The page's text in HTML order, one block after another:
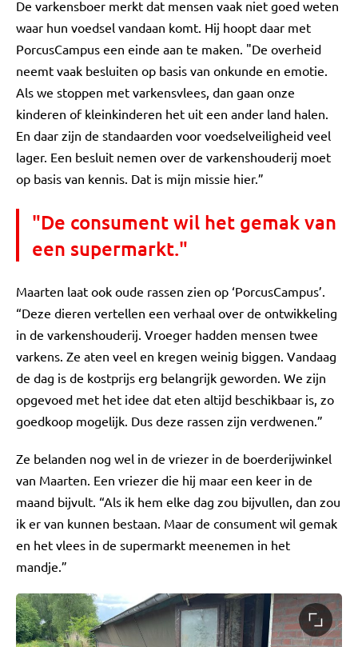
De varkensboer merkt dat mensen vaak niet goed weten
waar hun voedsel vandaan komt. Hij hoopt daar met
PorcusCampus een einde aan te maken. "De overheid
neemt vaak besluiten op basis van onkunde en emotie.
Als we stoppen met varkensvlees, dan gaan onze
kinderen of kleinkinderen het uit een ander land halen.
En daar zijn de standaarden voor voedselveiligheid veel
lager. Een besluit nemen over de varkenshouderij moet
op basis van kennis. Dat is mijn missie hier.”
"De consument wil het gemak van
een supermarkt."
Maarten laat ook oude rassen zien op ‘PorcusCampus’.
“Deze dieren vertellen een verhaal over de ontwikkeling
in de varkenshouderij. Vroeger hadden mensen twee
varkens. Ze aten veel en kregen weinig biggen. Vandaag
de dag is de kostprijs erg belangrijk geworden. We zijn
opgevoed met het idee dat eten altijd beschikbaar is, zo
goedkoop mogelijk. Dus deze rassen zijn verdwenen.”
Ze belanden nog wel in de vriezer in de boerderijwinkel
van Maarten. Een vriezer die hij maar een keer in de
maand bijvult. “Als ik hem elke dag zou bijvullen, dan zou
ik er van kunnen bestaan. Maar de consument wil gemak
en het vlees in de supermarkt meenemen in het
mandje.”